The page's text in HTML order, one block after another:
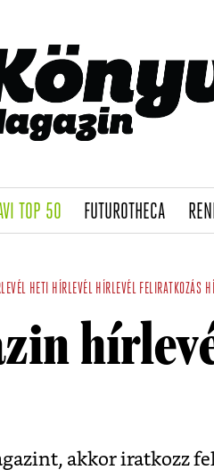
TOP 50(CURRENT)
FUTUROTHECA
HETI HÍRLEVÉL HÍRLEVÉL FELIRATKOZÁS
akkor iratkozz